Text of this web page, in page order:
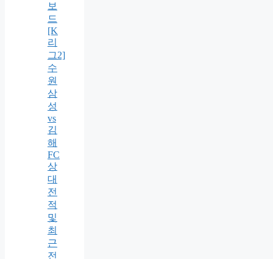
보
드
[K
리
그2]
수
원
삼
성
vs
김
해
FC
상
대
전
적
및
최
근
전